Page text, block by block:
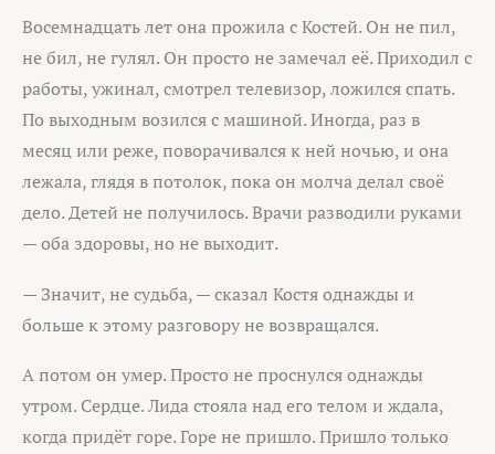
Восемнадцать лет она прожила с Костей. Он не пил,
не бил, не гулял. Он просто не замечал её. Приходил с
работы, ужинал, смотрел телевизор, ложился спать.
По выходным возился с машиной. Иногда, раз в
месяц или реже, поворачивался к ней ночью, и она
лежала, глядя в потолок, пока он молча делал своё
дело. Детей не получилось. Врачи разводили руками
— оба здоровы, но не выходит.
— Значит, не судьба, — сказал Костя однажды и
больше к этому разговору не возвращался.
А потом он умер. Просто не проснулся однажды
утром. Сердце. Лида стояла над его телом и ждала,
когда придёт горе. Горе не пришло. Пришло только